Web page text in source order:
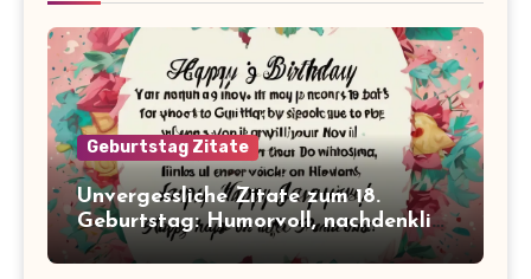
Geburtstag Zitate
Unvergessliche Zitate zum 18.
Geburtstag: Humorvoll, nachdenklich
und inspirierend!